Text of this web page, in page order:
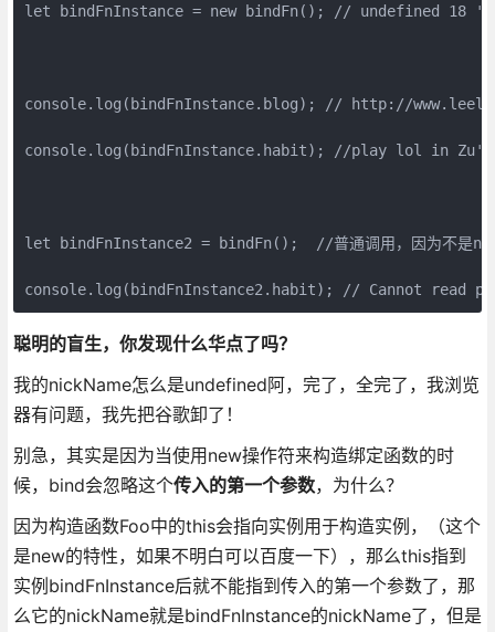
let bindFnInstance = new bindFn(); // undefined 18
console.log(bindFnInstance.blog); // http://
console.log(bindFnInstance.habit); //play lol in Zu'an
let bindFnInstance2 = bindFn();  //普通调用，因为不是new
聪明的盲生，你发现什么华点了吗？
我的nickName怎么是undefined阿，完了，全完了，我浏览
器有问题，我先把谷歌卸了！
别急，其实是因为当使用new操作符来构造绑定函数的时
候，bind会忽略这个传入的第一个参数，为什么？
因为构造函数Foo中的this会指向实例用于构造实例，（这个
是new的特性，如果不明白可以百度一下），那么this指到
实例bindFnInstance后就不能指到传入的第一个参数了，那
么它的nickName就是bindFnInstance的nickName了，但是